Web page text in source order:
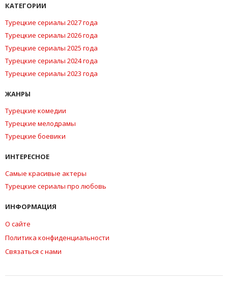
КАТЕГОРИИ
Турецкие сериалы 2027 года
Турецкие сериалы 2026 года
Турецкие сериалы 2025 года
Турецкие сериалы 2024 года
Турецкие сериалы 2023 года
ЖАНРЫ
Турецкие комедии
Турецкие мелодрамы
Турецкие боевики
ИНТЕРЕСНОЕ
Самые красивые актеры
Турецкие сериалы про любовь
ИНФОРМАЦИЯ
О сайте
Политика конфиденциальности
Связаться с нами